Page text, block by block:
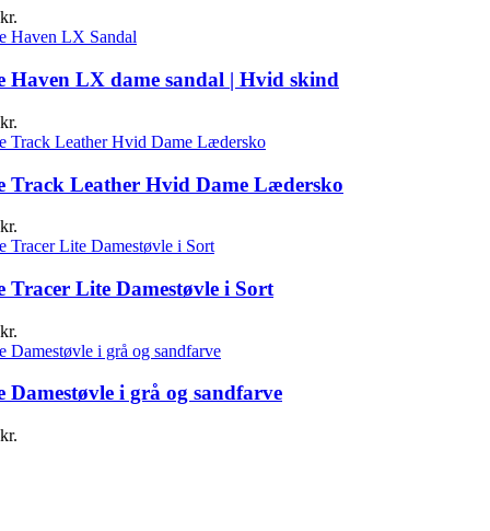
kr.
Haven LX dame sandal | Hvid skind
kr.
Track Leather Hvid Dame Lædersko
kr.
Tracer Lite Damestøvle i Sort
kr.
Damestøvle i grå og sandfarve
kr.